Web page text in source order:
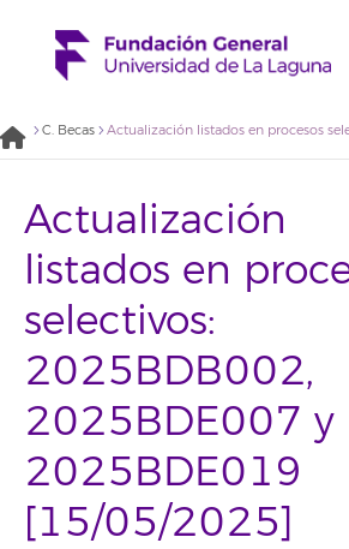
C. Becas
Actualización
listados en
selectivos:
2025BDB002,
2025BDE007 y
2025BDE019
[15/05/2025]